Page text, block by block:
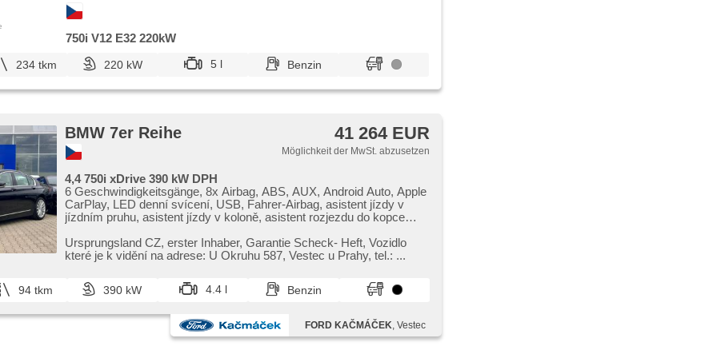
750i V12 E32 220kW
234 tkm 220 kW 5 l Benzin
BMW 7er Reihe 41 264 EUR
Möglichkeit der MwSt. abzusetzen
4,4 750i xDrive 390 kW DPH
6 Geschwindigkeitsgänge, 8x Airbag, ABS, AUX, Android Auto, Apple
CarPlay, LED denní svícení, USB, Fahrer-Airbag, asistent jízdy v
jízdním pruhu, asistent jízdy v koloně, asistent rozjezdu do kopce
Warnflutlicht, Klimaautomatik, Automatikgetriebe, autom. einstellbares
Lenkrad, automatisch im Berg bremsen , automatikparken,
nabíječka mobilních telefonů, Bluetooth, Brems-Assistent,
Zentralverriegelung mit Funkfernbedienung, Zentralverriegelung,
(DAB), digitální přístrojová deska, digitální přístrojový štít, dojezdové
rezervní kolo, dotykové ovládání palubního počítače, Teilbare
Rücksitzbank, El. Seitenscheiben, El. Vorderscheiben, El. einstellbare
Ursprungsland CZ,​ erster Inhaber,​ Garantie Scheck​- Heft,​ Vozidlo
které je k vidění na adrese: U Okruhu 587,​ Vestec u Prahy,​ tel.: ...
94 tkm 390 kW 4.4 l Benzin
FORD KAČMÁČEK, Vestec